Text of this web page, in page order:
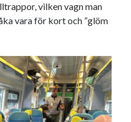
vilken vagn man
vara för kort och ”glöm